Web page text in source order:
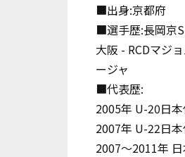
■出身:京都府
■選手歴:長岡京
大阪 - RCDマジ
ージャ
■代表歴:
2005年 U-20日
2007年 U-22日
2007～2011年